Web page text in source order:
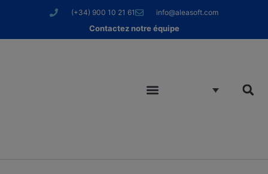
(+34) 900 10 21 61 info@aleasoft.com
Contactez notre équipe